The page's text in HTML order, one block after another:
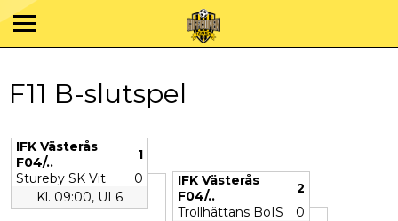
F11 B-slutspel
IFK Västerås
F04/..
1
Stureby SK Vit
0
Kl. 09:00, UL6
IFK Västerås
F04/..
2
Trollhättans BoIS
0